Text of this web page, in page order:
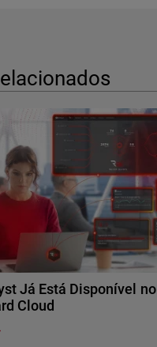
Já Está Disponível no
Cloud